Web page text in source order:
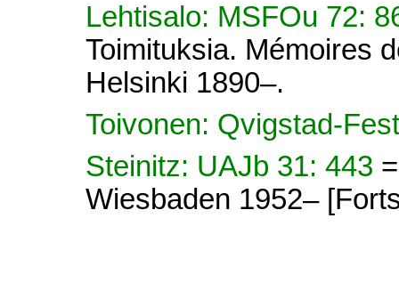
Lehtisalo: MSFOu 72:
Toimituksia. Mémoires
Helsinki 1890–.
Toivonen: Qvigstad-
Steinitz: UAJb 31: 443
Wiesbaden 1952–